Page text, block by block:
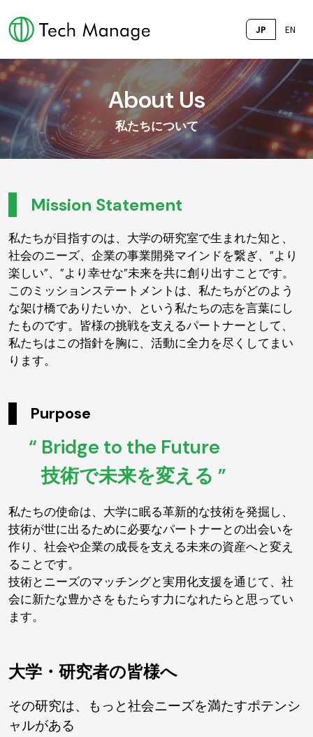
JP EN
About Us
私たちについて
Mission Statement
私たちが目指すのは、大学の研究室で生まれた知と、
社会のニーズ、企業の事業開発マインドを繋ぎ、”より
楽しい”、”より幸せな”未来を共に創り出すことです。
このミッションステートメントは、私たちがどのよう
な架け橋でありたいか、という私たちの志を言葉にし
たものです。皆様の挑戦を支えるパートナーとして、
私たちはこの指針を胸に、活動に全力を尽くしてまい
ります。
Purpose
“ Bridge to the Future
技術で未来を変える ”
私たちの使命は、大学に眠る革新的な技術を発掘し、
技術が世に出るために必要なパートナーとの出会いを
作り、社会や企業の成長を支える未来の資産へと変え
ることです。
技術とニーズのマッチングと実用化支援を通じて、社
会に新たな豊かさをもたらす力になれたらと思ってい
ます。
大学・研究者の皆様へ
その研究は、もっと社会ニーズを満たすポテンシ
ャルがある